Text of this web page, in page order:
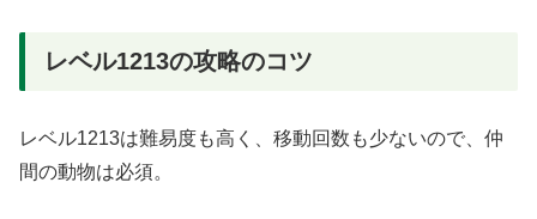
レベル1213の攻略のコツ
レベル1213は難易度も高く、移動回数も少ないので、仲
間の動物は必須。